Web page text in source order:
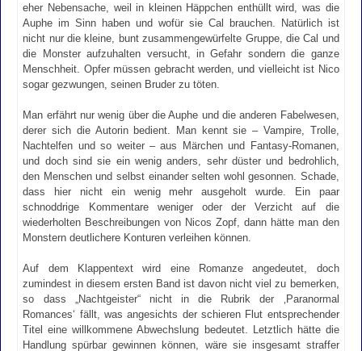
eher Nebensache, weil in kleinen Häppchen enthüllt wird, was die
Auphe im Sinn haben und wofür sie Cal brauchen. Natürlich ist
nicht nur die kleine, bunt zusammengewürfelte Gruppe, die Cal und
die Monster aufzuhalten versucht, in Gefahr sondern die ganze
Menschheit. Opfer müssen gebracht werden, und vielleicht ist Nico
sogar gezwungen, seinen Bruder zu töten.
Man erfährt nur wenig über die Auphe und die anderen Fabelwesen,
derer sich die Autorin bedient. Man kennt sie – Vampire, Trolle,
Nachtelfen und so weiter – aus Märchen und Fantasy-Romanen,
und doch sind sie ein wenig anders, sehr düster und bedrohlich,
den Menschen und selbst einander selten wohl gesonnen. Schade,
dass hier nicht ein wenig mehr ausgeholt wurde. Ein paar
schnoddrige Kommentare weniger oder der Verzicht auf die
wiederholten Beschreibungen von Nicos Zopf, dann hätte man den
Monstern deutlichere Konturen verleihen können.
Auf dem Klappentext wird eine Romanze angedeutet, doch
zumindest in diesem ersten Band ist davon nicht viel zu bemerken,
so dass „Nachtgeister“ nicht in die Rubrik der ‚Paranormal
Romances‘ fällt, was angesichts der schieren Flut entsprechender
Titel eine willkommene Abwechslung bedeutet. Letztlich hätte die
Handlung spürbar gewinnen können, wäre sie insgesamt straffer